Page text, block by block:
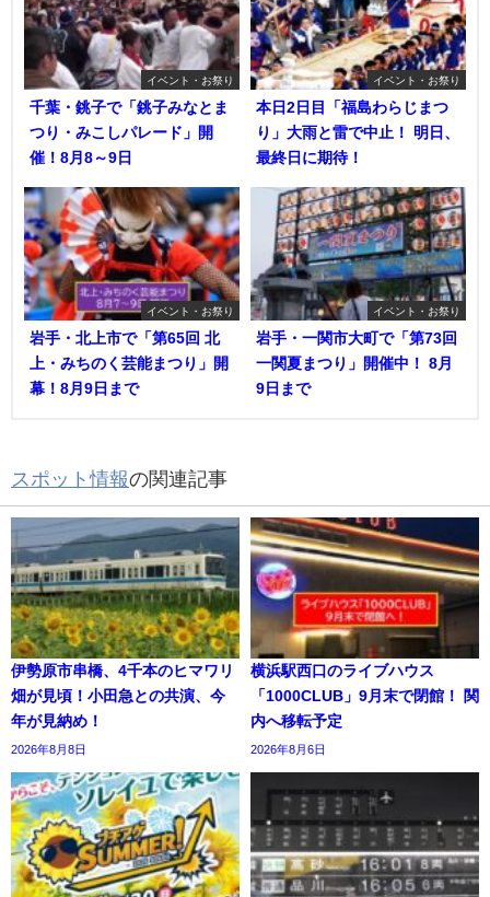
イベント・お祭り
千葉・銚子で「銚子みなとま
つり・みこしパレード」開
催！8月8～9日
イベント・お祭り
本日2日目「福島わらじまつ
り」大雨と雷で中止！ 明日、
最終日に期待！
イベント・お祭り
岩手・北上市で「第65回 北
上・みちのく芸能まつり」開
幕！8月9日まで
イベント・お祭り
岩手・一関市大町で「第73回
一関夏まつり」開催中！ 8月
9日まで
スポット情報の関連記事
伊勢原市串橋、4千本のヒマワリ
畑が見頃！小田急との共演、今
年が見納め！
2026年8月8日
横浜駅西口のライブハウス
「1000CLUB」9月末で閉館！ 関
内へ移転予定
2026年8月6日